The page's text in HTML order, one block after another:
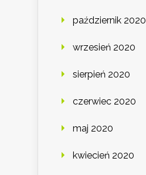
październik 2020
wrzesień 2020
sierpień 2020
czerwiec 2020
maj 2020
kwiecień 2020